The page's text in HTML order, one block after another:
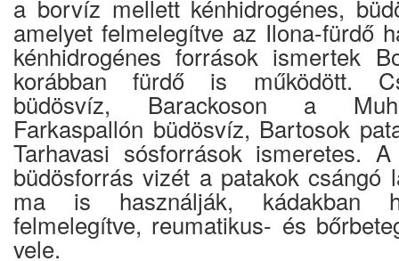
a borvíz mellett kénhidrogénes,
amelyet felmelegítve az Ilona-fürdő
kénhidrogénes források ismertek
korábban fürdő is működött.
büdösvíz, Barackoson a
Farkaspallón büdösvíz, Bartosok
Tarhavasi sósforrások ismeretes.
büdösforrás vizét a patakok csángó
ma is használják, kádakban
felmelegítve, reumatikus- és
vele.